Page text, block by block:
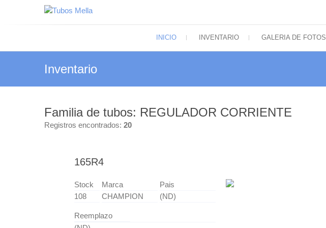
Tubos Mella
INICIO
INVENTARIO GALERIA DE FOTOS
Inventario
Familia de tubos: REGULADOR CORRIENTE
Registros encontrados: 20
165R4
Stock Marca
Pais
108
CHAMPION (ND)
Reemplazo